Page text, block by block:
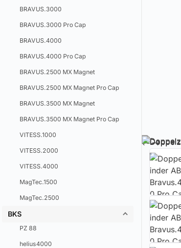
BRAVUS.3000
BRAVUS.3000 Pro Cap
BRAVUS.4000
BRAVUS.4000 Pro Cap
BRAVUS.2500 MX Magnet
BRAVUS.2500 MX Magnet Pro Cap
BRAVUS.3500 MX Magnet
BRAVUS.3500 MX Magnet Pro Cap
VITESS.1000
VITESS.2000
VITESS.4000
MagTec.1500
MagTec.2500
BKS
PZ 88
helius4000